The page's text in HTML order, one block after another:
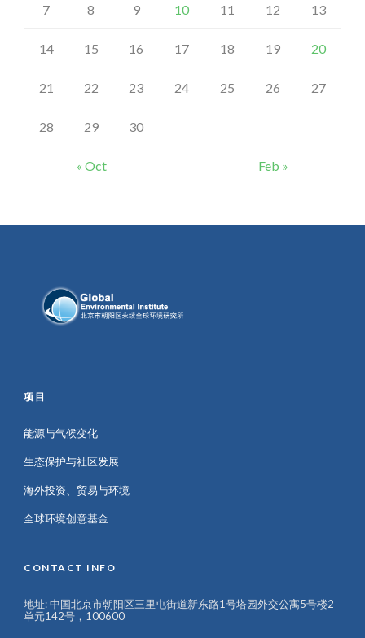
« Oct Feb »
7 8 9 10 11 12 13
14 15 16 17 18 19 20
21 22 23 24 25 26 27
28 29 30
项目
能源与气候变化
生态保护与社区发展
海外投资、贸易与环境
全球环境创意基金
CONTACT INFO
地址: 中国北京市朝阳区三里屯街道新东路1号塔园外交公寓5号楼2
单元142号，100600